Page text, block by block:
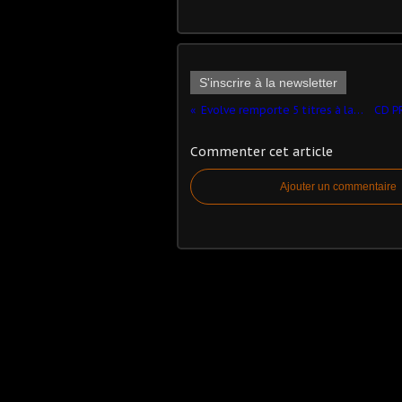
S'inscrire à la newsletter
Evolve remporte 5 titres à la Gamescom 2014‏
Commenter cet article
Ajouter un commentaire